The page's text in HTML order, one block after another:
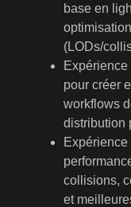
base en
(LODs/
pour créer
workflows
distribution
collisions,
et